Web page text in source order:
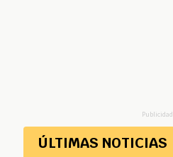
Publicidad
ÚLTIMAS NOTICIAS